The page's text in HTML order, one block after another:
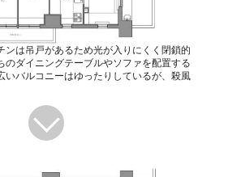
ンは吊戸があるため光が入りにくく閉鎖的
のダイニングテーブルやソファを配置する
いバルコニーはゆったりしているが、殺風